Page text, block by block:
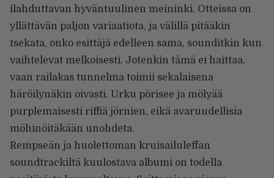
ilahduttavan hyväntuulinen meininki. Otteissa on
yllättävän paljon variaatiota, ja välillä pitääkin
tsekata, onko esittäjä edelleen sama, sounditkin kun
vaihtelevat melkoisesti. Jotenkin tämä ei haittaa,
vaan railakas tunnelma toimii sekalaisena
häröilynäkin oivasti. Urku pörisee ja mölyää
purplemaisesti riffiä jörnien, eikä avaruudellisia
möhinöitäkään unohdeta.
Rempseän ja huolettoman kruisailuleffan
soundtrackiltä kuulostava albumi on todella